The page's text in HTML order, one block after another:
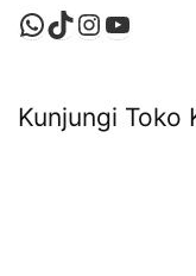
WhatsApp
TikTok
Instagram
Kunjungi Toko